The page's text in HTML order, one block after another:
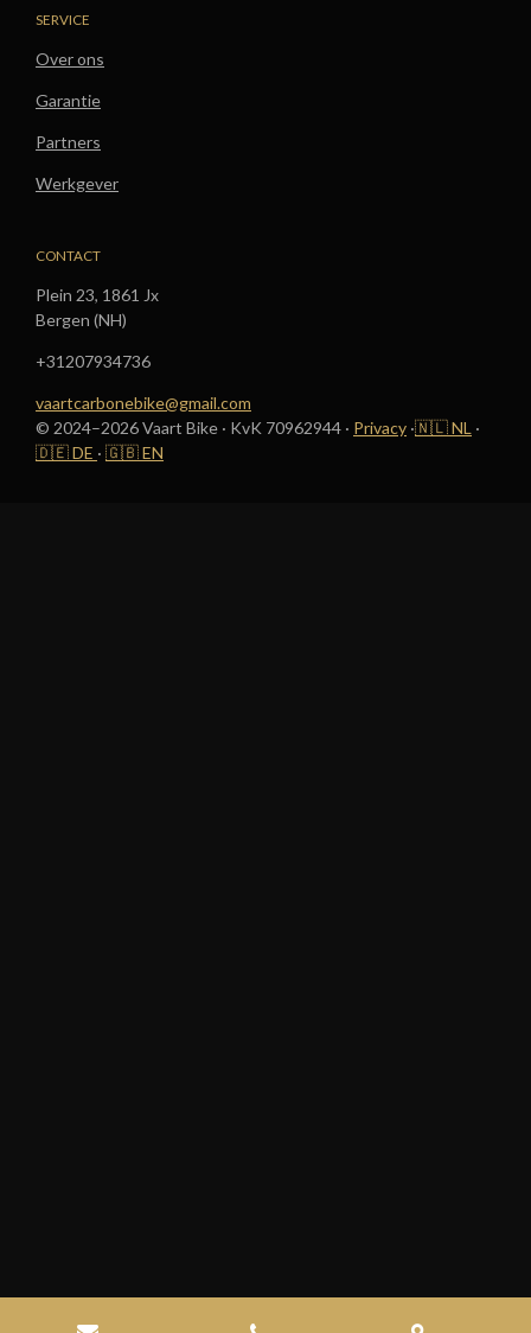
SERVICE
Over ons
Garantie
Partners
Werkgever
CONTACT
Plein 23, 1861 Jx
Bergen (NH)
+31207934736
vaartcarbonebike@gmail.com
© 2024–2026Vaart Bike · KvK 70962944 · Privacy ·🇳🇱 NL ·
🇩🇪 DE · 🇬🇧 EN